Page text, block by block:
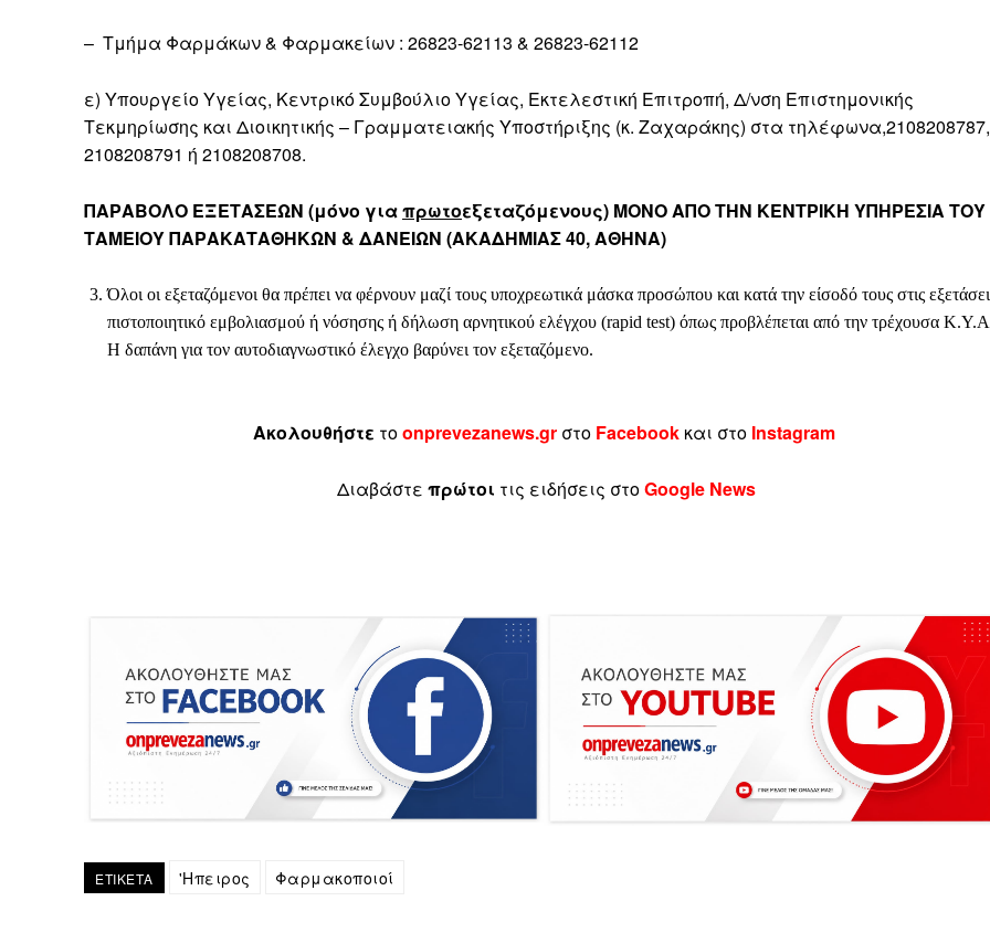
– Τμήμα Φαρμάκων & Φαρμακείων : 26823-62113 & 26823-62112
ε) Υπουργείο Υγείας, Κεντρικό Συμβούλιο Υγείας, Εκτελεστική Επιτροπή, Δ/νση Επιστημονικής
Τεκμηρίωσης και Διοικητικής – Γραμματειακής Υποστήριξης (κ. Ζαχαράκης) στα
2108208791 ή 2108208708.
ΠΑΡΑΒΟΛΟ ΕΞΕΤΑΣΕΩΝ (μόνο γιαπρωτοεξεταζόμενους) ΜΟΝΟ ΑΠΟ ΤΗΝ ΚΕΝΤΡΙΚΗ ΥΠΗΡΕΣΙΑ ΤΟΥ
ΤΑΜΕΙΟΥ ΠΑΡΑΚΑΤΑΘΗΚΩΝ & ΔΑΝΕΙΩΝ (ΑΚΑΔΗΜΙΑΣ 40, ΑΘΗΝΑ)
Όλοι οι εξεταζόμενοι θα πρέπει να φέρνουν μαζί τους υποχρεωτικά μάσκα προσώπου και κατά την είσοδό τους στις
πιστοποιητικό εμβολιασμού ή νόσησης ή δήλωση αρνητικού ελέγχου (rapid test) όπως προβλέπεται από την τρέχουσα
Η δαπάνη για τον αυτοδιαγνωστικό έλεγχο βαρύνει τον εξεταζόμενο.
Ακολουθήστε τοonprevezanews.grστο Facebookκαι στο Instagram
Διαβάστε πρώτοι τις ειδήσεις στοGoogle News
ΕΤΙΚΕΤΑ 'Ηπειρος Φαρμακοποιοί